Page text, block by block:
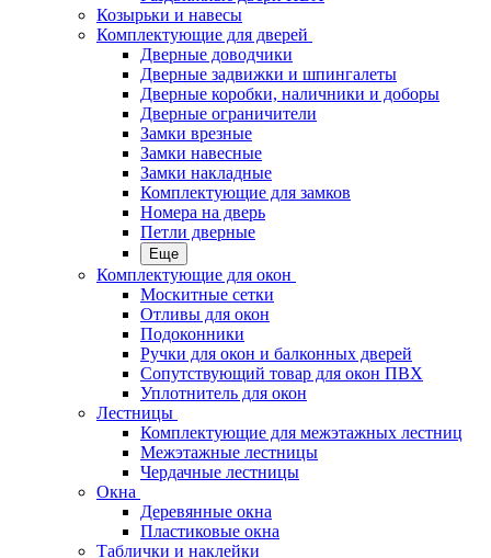
Козырьки и навесы
Комплектующие для дверей
Дверные доводчики
Дверные задвижки и шпингалеты
Дверные коробки, наличники и доборы
Дверные ограничители
Замки врезные
Замки навесные
Замки накладные
Комплектующие для замков
Номера на дверь
Петли дверные
Еще
Комплектующие для окон
Москитные сетки
Отливы для окон
Подоконники
Ручки для окон и балконных дверей
Сопутствующий товар для окон ПВХ
Уплотнитель для окон
Лестницы
Комплектующие для межэтажных лестниц
Межэтажные лестницы
Чердачные лестницы
Окна
Деревянные окна
Пластиковые окна
Таблички и наклейки